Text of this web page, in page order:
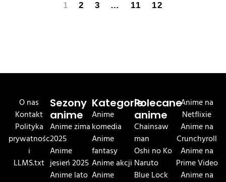
1 2 3 … 11 12
O nas
Kontakt
Polityka
prywatnośc
i
LLMS.txt
Sezony
anime
Anime zima
2025
Anime
jesień 2025
Anime lato
Kategorie
Anime
komedia
Anime
fantasy
Anime akcji
Anime
Polecane
anime
Chainsaw
man
Oshi no Ko
Naruto
Blue Lock
Anime na
Netflixie
Anime na
Crunchyroll
Anime na
Prime Video
Anime na